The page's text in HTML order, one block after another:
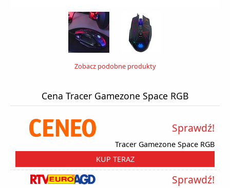
Zobacz podobne produkty
Cena Tracer Gamezone Space RGB
Tracer Gamezone Space RGB
Sprawdź!
KUP TERAZ
Sprawdź!